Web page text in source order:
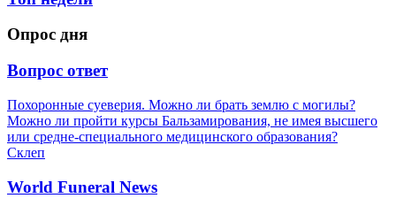
Опрос дня
Вопрос ответ
Похоронные суеверия. Можно ли брать землю с могилы?
Можно ли пройти курсы Бальзамирования, не имея высшего
или средне-специального медицинского образования?
Склеп
World Funeral News